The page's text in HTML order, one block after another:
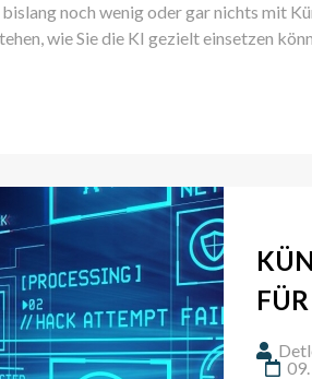
bislang noch wenig oder gar nichts mit
wie Sie die KI gezielt einsetzen